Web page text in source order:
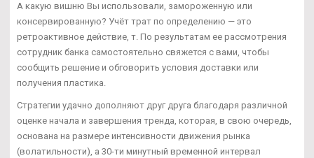
А какую вишню Вы использовали, замороженную или
консервированную? Учёт трат по определению — это
ретроактивное действие, т. По результатам ее рассмотрения
сотрудник банка самостоятельно свяжется с вами, чтобы
сообщить решение и обговорить условия доставки или
получения пластика.
Стратегии удачно дополняют друг друга благодаря различной
оценке начала и завершения тренда, которая, в свою очередь,
основана на размере интенсивности движения рынка
(волатильности), а 30-ти минутный временной интервал